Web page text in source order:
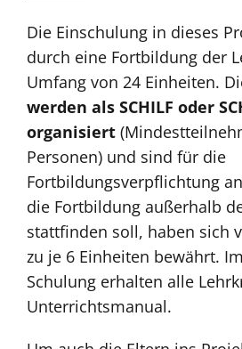
Die Einschulung in dieses
durch eine Fortbildung der
Umfang von 24 Einheiten.
werden als SCHILF oder
organisiert
Personen) und sind für die
Fortbildungsverpflichtung
die Fortbildung außerhalb
stattfinden soll, haben sich
zu je 6 Einheiten bewährt.
Schulung erhalten alle
Unterrichtsmanual.